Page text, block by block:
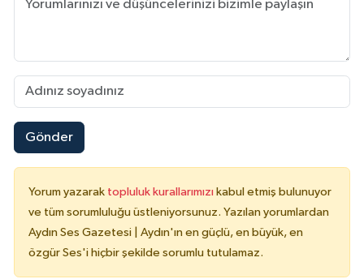
Gönder
Yorum yazarak topluluk kurallarımızı kabul etmiş bulunuyor
ve tüm sorumluluğu üstleniyorsunuz. Yazılan yorumlardan
Aydın Ses Gazetesi | Aydın'ın en güçlü, en büyük, en
özgür Ses'i hiçbir şekilde sorumlu tutulamaz.